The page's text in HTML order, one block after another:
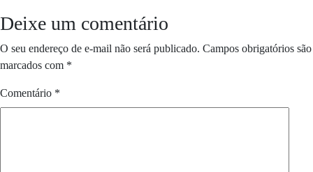
Deixe um comentário
O seu endereço de e-mail não será publicado. Campos obrigatórios são
marcados com *
Comentário *